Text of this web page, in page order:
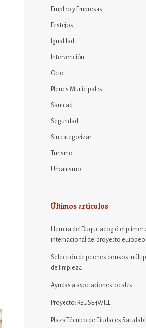
Empleo y Empresas
Festejos
Igualdad
Intervención
Ocio
Plenos Municipales
Sanidad
Seguridad
Sin categorizar
Turismo
Urbanismo
Últimos artículos
Herrera del Duque acogió el primer
internacional del proyecto europeo
Selección de peones de usos
de limpieza
Ayudas a asociaciones locales
Proyecto: REUSE4WILL
Plaza Técnico de Ciudades